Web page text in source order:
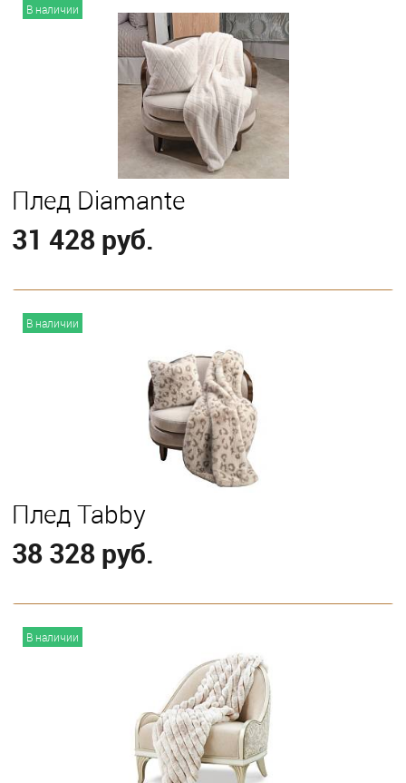
В наличии
Плед Diamante
31 428 руб.
В наличии
Плед Tabby
38 328 руб.
В наличии